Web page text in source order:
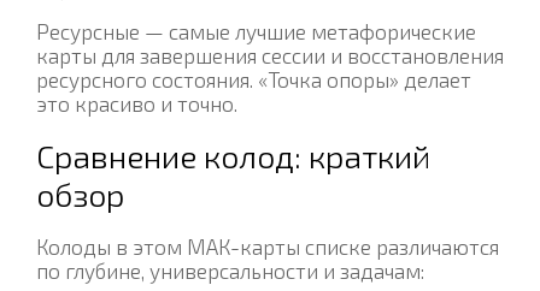
Ресурсные — самые лучшие метафорические
карты для завершения сессии и восстановления
ресурсного состояния. «Точка опоры» делает
это красиво и точно.
Сравнение колод: краткий
обзор
Колоды в этом МАК-карты списке различаются
по глубине, универсальности и задачам: